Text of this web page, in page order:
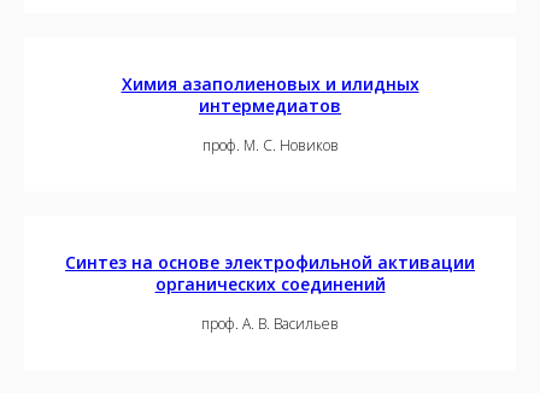
Химия азаполиеновых и илидных
интермедиатов
проф. М. С. Новиков
Синтез на основе электрофильной активации
органических соединений
проф. А. В. Васильев